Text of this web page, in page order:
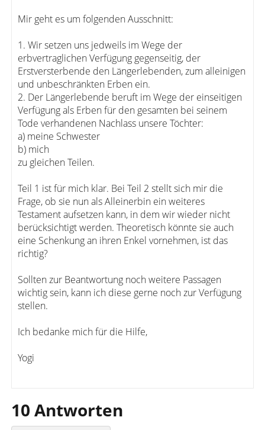
Mir geht es um folgenden Ausschnitt:
1. Wir setzen uns jedweils im Wege der
erbvertraglichen Verfügung gegenseitig, der
Erstversterbende den Längerlebenden, zum alleinigen
und unbeschränkten Erben ein.
2. Der Längerlebende beruft im Wege der einseitigen
Verfügung als Erben für den gesamten bei seinem
Tode verhandenen Nachlass unsere Töchter:
a) meine Schwester
b) mich
zu gleichen Teilen.
Teil 1 ist für mich klar. Bei Teil 2 stellt sich mir die
Frage, ob sie nun als Alleinerbin ein weiteres
Testament aufsetzen kann, in dem wir wieder nicht
berücksichtigt werden. Theoretisch könnte sie auch
eine Schenkung an ihren Enkel vornehmen, ist das
richtig?
Sollten zur Beantwortung noch weitere Passagen
wichtig sein, kann ich diese gerne noch zur Verfügung
stellen.
Ich bedanke mich für die Hilfe,
Yogi
10 Antworten